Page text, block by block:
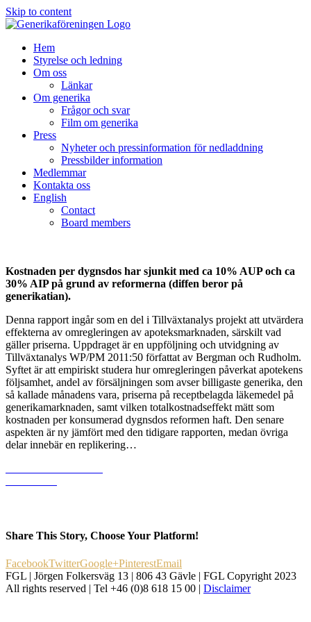
Skip to content
Hem
Styrelse och ledning
Om oss
Länkar
Om generika
Frågor och svar
Film om generika
Press
Nyheter och pressinformation för nedladdning
Pressbilder information
Medlemmar
Kontakta oss
English
Contact
Board members
Kostnaden per dygnsdos har sjunkit med ca 10% AUP och ca
30% AIP på grund av reformerna (diffen beror på
generikatian).
Denna rapport ingår som en del i Tillväxtanalys projekt att utvärdera
effekterna av omregleringen av apoteksmarknaden, särskilt vad
gäller priserna. Uppdraget är en uppföljning och utvidgning av
Tillväxtanalys WP/PM 2011:50 författat av Bergman och Rudholm.
Syftet är att empiriskt studera hur omregleringen påverkat apotekens
följsamhet, andel av försäljningen som avser billigaste generika, den
så kallade månadens vara, priserna på receptbelagda läkemedel på
generikamarknaden, samt vilken totalkostnadseffekt mätt som
kostnaden per konsumerad dygnsdos reformen haft. Den senare
aspekten är ny jämfört med den tidigare rapporten, medan övriga
delar innebär en replikering…
Share This Story, Choose Your Platform!
FacebookTwitterGoogle+PinterestEmail
FGL | Jörgen Folkersväg 13 | 806 43 Gävle | FGL Copyright 2023
All rights reserved | Tel +46 (0)8 618 15 00 | Disclaimer